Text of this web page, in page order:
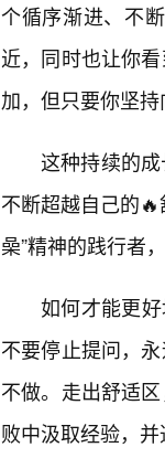
个循序渐进、不
近，同时也让你
加，但只要你坚持
这种持续的
不断超越自己的
喿”精神的践行者
如何才能更
不要停止提问，
不做。走出舒适
败中汲取经验，并